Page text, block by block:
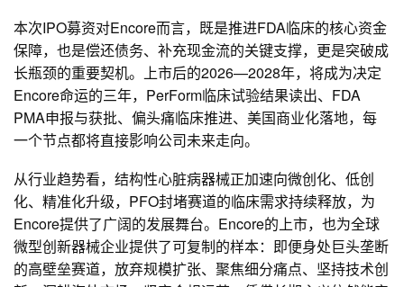
本次IPO募资对Encore而言，既是推进FDA临床的核心资金
保障，也是偿还债务、补充现金流的关键支撑，更是突破成
长瓶颈的重要契机。上市后的2026—2028年，将成为决定
Encore命运的三年，PerForm临床试验结果读出、FDA
PMA申报与获批、偏头痛临床推进、美国商业化落地，每
一个节点都将直接影响公司未来走向。
从行业趋势看，结构性心脏病器械正加速向微创化、低创
化、精准化升级，PFO封堵赛道的临床需求持续释放，为
Encore提供了广阔的发展舞台。Encore的上市，也为全球
微型创新器械企业提供了可复制的样本：即便身处巨头垄断
的高壁垒赛道，放弃规模扩张、聚焦细分痛点、坚持技术创